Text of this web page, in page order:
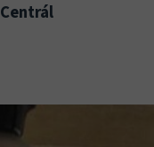
Centrál